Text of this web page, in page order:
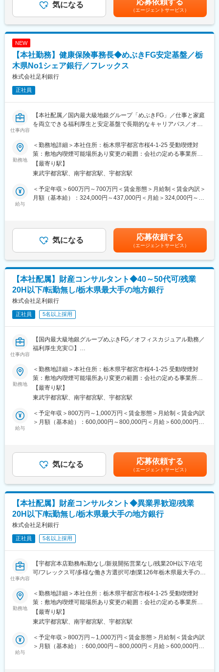
変更の範囲：会社の定める業務
の存在を目指す私たち。会社・上司の指示で特定の保険商品を優
先的にご案内したり、ノルマ達成のために強引な提案をしたりす
ることは企業方針と異なります。
研修後から時短勤務制度の利用が可能です。そのため子育て世代
の方なども安心して就業いただけます。
また、残業時間も月平均9時間で働きやすい環境です。
■業務内容
お客さまのご相談内容確認からスタートし、40社以上の保険会社
計・提案します。特定商品の販売指示はなく、お客さまを第一に
考えた対応に専念できます。
1組当たりのご相談時間は約2時間。加入されている保険内容の確
認や、結婚・出産・育児・学費・住宅購入・老後などのライフプ
ランなどをじっくり伺います。
「ほけんの窓口」独自に開発した専用のシミュレーションシステ
ムで必要な保障額・期間を算出。ご相談は複数回にわたることが
（3）ご契約・ご契約内容確認
保険証券の到着確認、保険証券の見方のご案内、ご契約内容の再
確認といったご案内も一貫して担当。加入したら終わりではな
■チーム組織構成
「ほけんの窓口」は、少ない店舗でも4名、多い店舗では10名以
ルプレイングを行うなど、常に社員のスキルアップに取り組んで
います。未経験入社が多いため、質問のしやすい雰囲気です。
変更の範囲：会社の定める業務
す■昇給：年1回（8月）■賞与：年2回（2月、8月）を含む賃金は
あくまでも目安の金額であり、選考を通じて上下する可能性があ
ります。月給(月額)は固定手当を含めた表記です。
気になる
（エージェントサービス）
NEW
【本社勤務】健康保険事務長◆めぶきFG安定基盤／栃
木県No1シェア銀行／フレックス
株式会社足利銀行
正社員
仕事内容
【本社配属／国内最大級地銀グループ「めぶきFG」／仕事と家庭
を両立できる福利厚生と安定基盤で長期的なキャリアパス／オフ
■担当業務
・健康保険業務（事務長での採用を想定）
■配属部署
足利銀行健康保険組合
保障・生活の安定・健康の保持増進等、従業員のウェルビーイン
グに寄与することができるやりがいのある仕事です。
なかでも高い収益力を有しているため、将来的に安心して働いて
いただける職場です。
■栃木県の魅力
東京から電車や自動車で約1時間。都内からのアクセスがよく、豊
かな自然と肥沃な土壌、穏やかな気候に恵まれた栃木県は、これ
らの素晴らしい条件を生かし、地域の人々の英知と高度な技術に
よって発展を遂げてきました。 未来へ向けて農業、工業、観光、
都市・インフラ整備など、各産業をいっそう拡充させ、ますます
元気で、住みやすい「とちぎ」となるために、地域金融機関であ
■働きやすい職場作り
足利銀行では、行員一人ひとりが持っているポテンシャルを日々
の業務の中で発揮し、仕事のやりがいと喜びを得られるように、
・行員の育児休暇取得率：男女ともに100%
・12日間制度休暇：年間12日の制度休暇で全員休暇取得義務
変更の範囲：会社の定める業務
勤務地
＜勤務地詳細＞本社住所：栃木県宇都宮市桜4-1-25 受動喫煙対
策：敷地内喫煙可能場所あり変更の範囲：会社の定める事業所
（リモートワーク含む）
【最寄り駅】
東武宇都宮駅、南宇都宮駅、宇都宮駅
給与
＜予定年収＞600万円～700万円＜賃金形態＞月給制＜賃金内訳＞
月額（基本給）：324,000円～437,000円＜月給＞324,000円～
賃金はあくまでも目安の金額であり、選考を通じて上下する可能
性があります。月給(月額)は固定手当を含めた表記です。
気になる 応募依頼する
（エージェントサービス）
【本社配属】財産コンサルタント◆40～50代可/残業
20H以下/転勤無し/栃木県最大手の地方銀行
株式会社足利銀行
正社員 5名以上採用
仕事内容
【国内最大級地銀グループめぶきFG／オフィスカジュアル勤務／
福利厚生充実◎】
■業務内容
・財産コンサルタントとして信託関連業務の営業部門にて新規先
へのアプローチ、提案や必要書類の収集、遺言書・協議書作成、
クロージングほか既契約先へのフォロー業務を担っていただきま
す。
・各支店からアポトスアップを受け同行が基本となりますので新
規開拓営業はありません。また、各支店への信託事業の研修講師
【相続ビジネスへの思い】
過去の金融危機の際に同行を救ってくださった地域への貢献、ま
■配属部署
・コンサルティング営業部内、プライベートバンキング室へ配属
いたします。転勤がなく、本店勤務となります。
・営業部門を担う財産コンサルタントは現在14名体制であり、内
2名が中途採用で入行した信託銀行経験者です。信託銀行や会計事
務所、コンサルティング会社等にて財産コンサルタント経験のあ
る方など、信託実務に関する知識を有し、即戦力となっていただ
ける方を採用いたします。
・転居を伴う転勤有のFコース
・自宅から通勤できる範囲のAコース
■働き方
で、育児・介護等、ライフスタイルに合った働き方を選択するこ
とが可能です。
勤務地
＜勤務地詳細＞本社住所：栃木県宇都宮市桜4-1-25 受動喫煙対
策：敷地内喫煙可能場所あり変更の範囲：会社の定める事業所
（リモートワーク含む）
【最寄り駅】
東武宇都宮駅、南宇都宮駅、宇都宮駅
給与
＜予定年収＞800万円～1,000万円＜賃金形態＞月給制＜賃金内訳
＞月額（基本給）：600,000円～800,000円＜月給＞600,000円～
る可能性があります。月給(月額)は固定手当を含めた表記です。
気になる 応募依頼する
（エージェントサービス）
【本社配属】財産コンサルタント◆異業界歓迎/残業
20H以下/転勤無し/栃木県最大手の地方銀行
株式会社足利銀行
正社員 5名以上採用
仕事内容
【宇都宮本店勤務/転勤なし/新規開拓営業なし/残業20H以下/在宅
可/フレックス可/多様な働き方選択可/創業126年栃木県最大手の地
■業務内容
・財産コンサルタントとして信託関連業務の営業部門にて新規先
へのアプローチ、提案や必要書類の収集、遺言書・協議書作成、
クロージングほか既契約先へのフォロー業務を担っていただきま
す。
・各支店からアポトスアップを受け同行が基本となりますので新
勤務地
＜勤務地詳細＞本社住所：栃木県宇都宮市桜4-1-25 受動喫煙対
策：敷地内喫煙可能場所あり変更の範囲：会社の定める事業所
（リモートワーク含む）
【最寄り駅】
東武宇都宮駅、南宇都宮駅、宇都宮駅
給与
＜予定年収＞800万円～1,000万円＜賃金形態＞月給制＜賃金内訳
＞月額（基本給）：600,000円～800,000円＜月給＞600,000円～